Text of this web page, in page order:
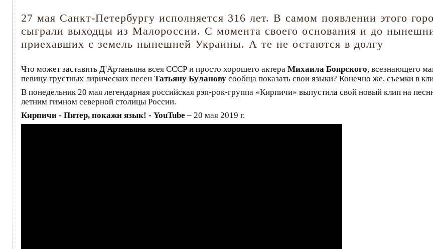
27 мая Санкт-Петербургу исполняется 316 лет. В самом появлении этого
сыграли выходцы из Малороссии. С момента своего основания и до
приехавших с земель нынешней Украины. А те не остаются в долгу
Что может заставить Д'Артаньяна всея СССР и просто хорошего актера Михаила Боярского, всезнающего
певицу грустных лирических песен Татьяну Буланову сообща показать свои языки? Конечно же, съемки в
В понедельник 20 мая легендарная российская рэп-рок-группа «Кирпичи» выпустила свой новый клип на
летним гимном северной столицы России.
Кирпичи - Питер, покажи язык! - YouTube – 20 мая 2019 г.